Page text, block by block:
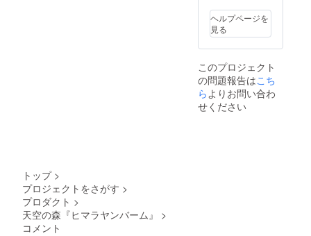
験⇒カ
トマン
ズ２日
滞在市
⇒カト
マンズ
～ポカ
ラ2泊
(自由行
ヘルプページを
見る
このプロジェクト
の問題報告はこち
らよりお問い合わ
せください
トップ >
プロジェクトをさがす >
プロダクト >
天空の森『ヒマラヤンバーム』
>
コメント